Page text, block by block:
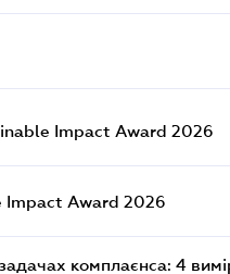
Impact Award 2026
Impact Award 2026
комплаєнса: 4